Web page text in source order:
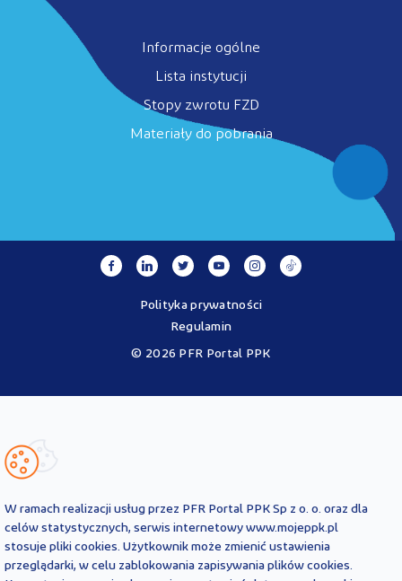
Informacje ogólne
Lista instytucji
Stopy zwrotu FZD
Materiały do pobrania
© 2026 PFR Portal PPK
Polityka prywatności
Regulamin
Ustawy o PPK przez operatora - PFR Portal PPK sp. z o.o., spółkę
informacyjny i są aktualne na dzień ich zamieszczenia. Treści te
obowiązujących przepisów prawa i każdorazowo
powinny być interpretowane oraz stosowane z uwzględnieniem
aktualnie obowiązujących przepisów prawa. Treści te nie stanowią
porady prawnej, finansowej ani oficjalnej interpretacji
W ramach realizacji usług przez PFR Portal PPK Sp z o. o. oraz dla
celów statystycznych, serwis internetowy www.mojeppk.pl
stosuje pliki cookies. Użytkownik może zmienić ustawienia
przeglądarki, w celu zablokowania zapisywania plików cookies.